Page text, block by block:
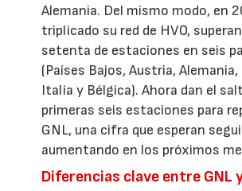
Alemania. Del mismo modo, en
triplicado su red de HVO,
setenta de estaciones en seis
(Países Bajos, Austria, Alemania,
Italia y Bélgica). Ahora dan el
primeras seis estaciones para
GNL, una cifra que esperan
aumentando en los próximos
Diferencias clave entre GNL